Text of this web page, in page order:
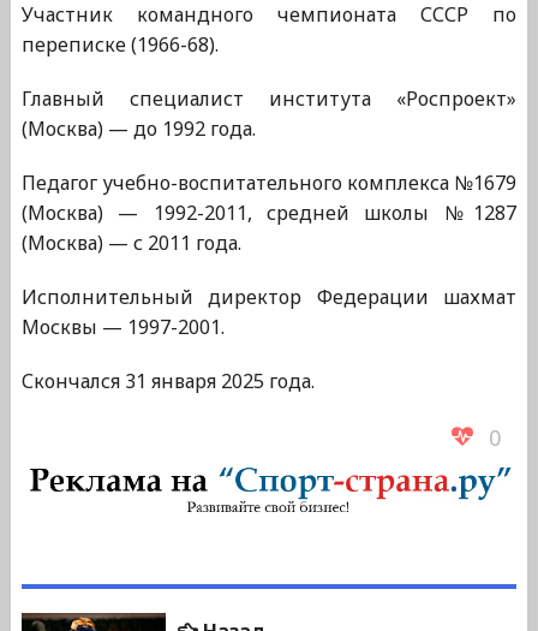
Участник командного чемпионата СССР по
переписке (1966-68).
Главный специалист института «Роспроект»
(Москва) — до 1992 года.
Педагог учебно-воспитательного комплекса №1679
(Москва) — 1992-2011, средней школы №1287
(Москва) — с 2011 года.
Исполнительный директор Федерации шахмат
Москвы — 1997-2001.
Скончался 31 января 2025 года.
0
Навигация